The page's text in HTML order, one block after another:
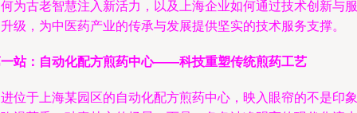
为古老智慧注入新活力，以及上海企业如何通过技术创新与服
级，为中医药产业的传承与发展提供坚实的技术服务支撑。
站：自动化配方煎药中心——科技重塑传统煎药工艺
位于上海某园区的自动化配方煎药中心，映入眼帘的不是印象